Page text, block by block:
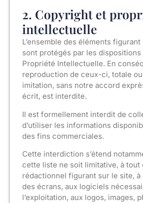
2. Copyright et
intellectuelle
L’ensemble des éléments
sont protégés par les dispositions
Propriété Intellectuelle. En
reproduction de ceux-ci, totale
imitation, sans notre accord
écrit, est interdite.
Il est formellement interdit de
d’utiliser les informations
des fins commerciales.
Cette interdiction s’étend
cette liste ne soit limitative, à tout
rédactionnel figurant sur le site, à
des écrans, aux logiciels
l’exploitation, aux logos, images,